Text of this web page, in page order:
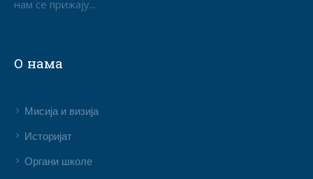
нам се прижају...
О нама
Мисија и визија
Историјат
Органи школе